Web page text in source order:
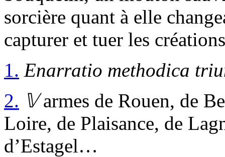
sorcière quant à elle
capturer et tuer les
1. Enarratio methodica
2. 𝕍armes de Rouen, de
Loire, de Plaisance, de
d’Estagel…